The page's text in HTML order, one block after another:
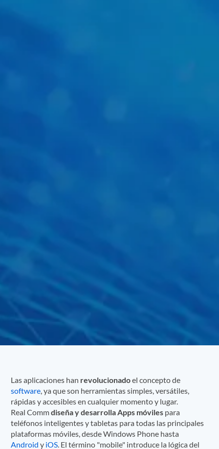
Las aplicaciones han revolucionadoel concepto de
software , ya que son herramientas simples, versátiles,
rápidas y accesibles en cualquier momento y lugar.
Real Commdiseña y desarrolla Apps móviles para
teléfonos inteligentes y tabletas para todas las principales
plataformas móviles, desde Windows Phone hasta
Android y iOS . El término "mobile" introduce la lógica del